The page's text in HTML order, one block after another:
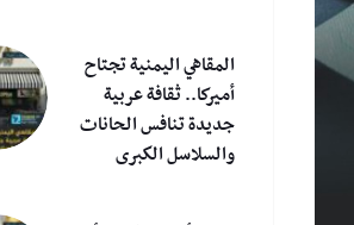
المقاهي اليمنية تجتاح
أميركا.. ثقافة عربية
جديدة تنافس الحانات
والسلاسل الكبرى